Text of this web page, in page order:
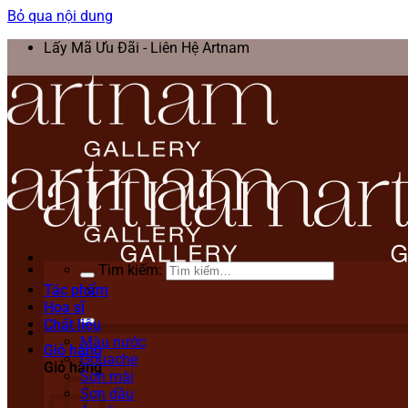
Bỏ qua nội dung
Lấy Mã Ưu Đãi - Liên Hệ Artnam
Tìm kiếm:
Giỏ hàng
Giỏ hàng
Tác phẩm
Họa sĩ
Chất liệu
Màu nước
Gouache
Sơn mài
Sơn dầu